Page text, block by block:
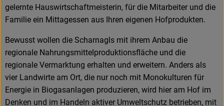
gelernte Hauswirtschaftmeisterin, für die Mitarbeiter und die
Familie ein Mittagessen aus Ihren eigenen Hofprodukten.
Bewusst wollen die Scharnagls mit ihrem Anbau die
regionale Nahrungsmittelproduktionsfläche und die
regionale Vermarktung erhalten und erweitern. Anders als
vier Landwirte am Ort, die nur noch mit Monokulturen für
Energie in Biogasanlagen produzieren, wird hier am Hof im
Denken und im Handeln aktiver Umweltschutz betrieben, mit